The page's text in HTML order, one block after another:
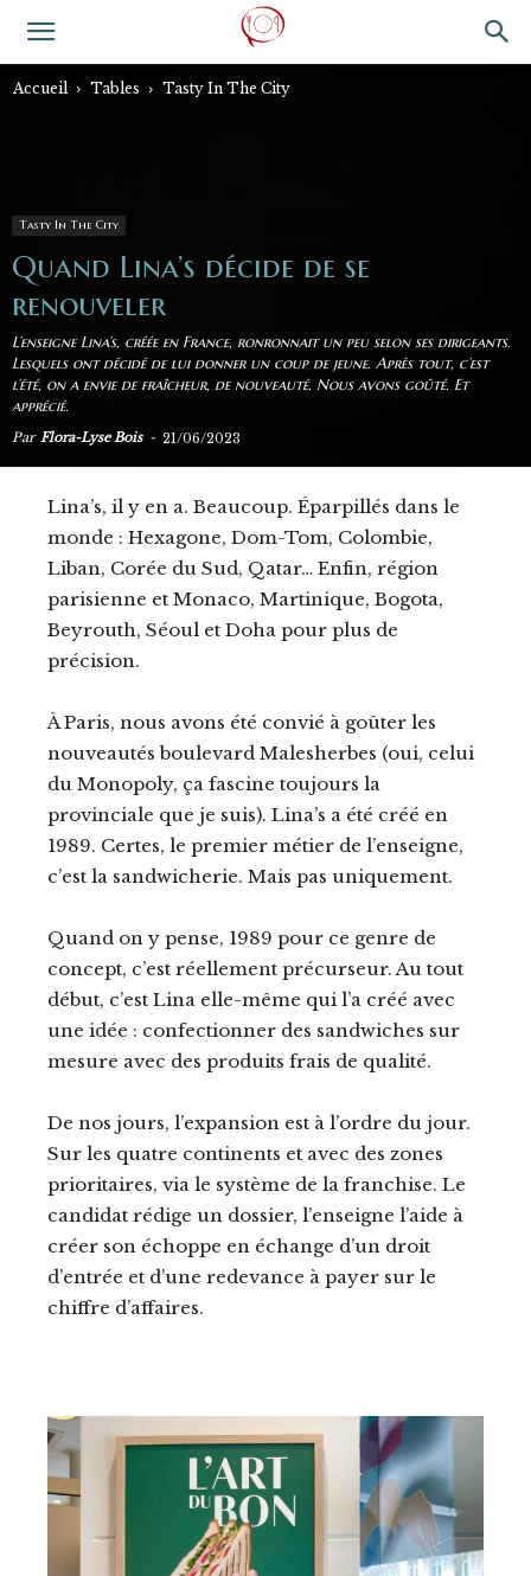
Accueil Tables Tasty In The City
Tasty In The City
Quand Lina’s décide de se
renouveler
L’enseigne Lina’s, créée en France, ronronnait un peu selon ses dirigeants.
Lesquels ont décidé de lui donner un coup de jeune. Après tout, c’est
l’été, on a envie de fraîcheur, de nouveauté. Nous avons goûté. Et
apprécié.
Par Flora-Lyse Bois - 21/06/2023
Lina’s, il y en a. Beaucoup. Éparpillés dans le
monde : Hexagone, Dom-Tom, Colombie,
Liban, Corée du Sud, Qatar… Enfin, région
parisienne et Monaco, Martinique, Bogota,
Beyrouth, Séoul et Doha pour plus de
précision.
À Paris, nous avons été convié à goûter les
nouveautés boulevard Malesherbes (oui, celui
du Monopoly, ça fascine toujours la
provinciale que je suis). Lina’s a été créé en
1989. Certes, le premier métier de l’enseigne,
c’est la sandwicherie. Mais pas uniquement.
Quand on y pense, 1989 pour ce genre de
concept, c’est réellement précurseur. Au tout
début, c’est Lina elle-même qui l’a créé avec
une idée : confectionner des sandwiches sur
mesure avec des produits frais de qualité.
De nos jours, l’expansion est à l’ordre du jour.
Sur les quatre continents et avec des zones
prioritaires, via le système de la franchise. Le
candidat rédige un dossier, l’enseigne l’aide à
créer son échoppe en échange d’un droit
d’entrée et d’une redevance à payer sur le
chiffre d’affaires.